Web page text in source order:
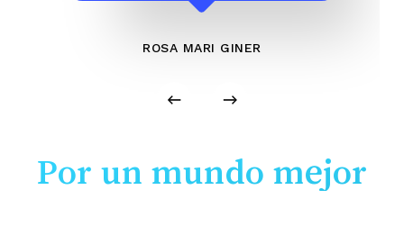
ROSA MARI GINER
Por un mundo mejor